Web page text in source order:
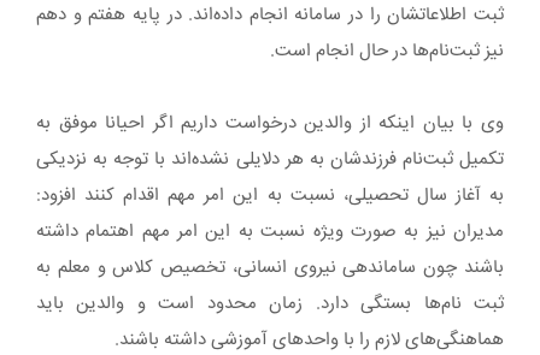
ثبت اطلاعاتشان را در سامانه انجام داده‌اند. در پایه هفتم و دهم
نیز ثبت‌نام‌ها در حال انجام است.
وی با بیان اینکه از والدین درخواست داریم اگر احیانا موفق به
تکمیل ثبت‌نام فرزندشان به هر دلایلی نشده‌اند با توجه به نزدیکی
به آغاز سال تحصیلی، نسبت به این امر مهم اقدام کنند افزود:
مدیران نیز به صورت ویژه نسبت به این امر مهم اهتمام داشته
باشند چون ساماندهی نیروی انسانی، تخصیص کلاس و معلم به
ثبت نام‌ها بستگی دارد. زمان محدود است و والدین باید
هماهنگی‌های لازم را با واحدهای آموزشی داشته باشند.